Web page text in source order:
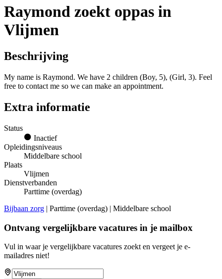
Raymond zoekt oppas in
Vlijmen
Beschrijving
My name is Raymond. We have 2 children (Boy, 5), (Girl, 3). Feel
free to contact me so we can make an appointment.
Extra informatie
Status
Inactief
Opleidingsniveaus
Middelbare school
Plaats
Vlijmen
Dienstverbanden
Parttime (overdag)
Bijbaan zorg | Parttime (overdag) | Middelbare school
Ontvang vergelijkbare vacatures in je mailbox
Vul in waar je vergelijkbare vacatures zoekt en vergeet je e-
mailadres niet!